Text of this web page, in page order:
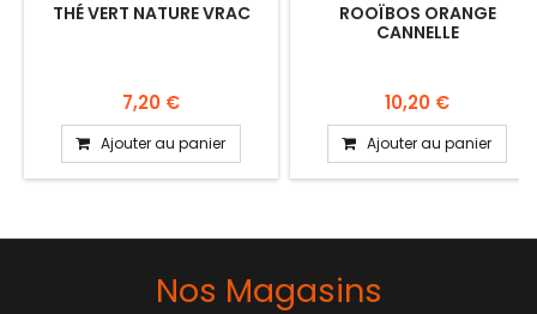
THÉ VERT NATURE VRAC
7,20 €
Ajouter au panier
ROOÏBOS ORANGE
CANNELLE
10,20 €
Ajouter au panier
Nos Magasins